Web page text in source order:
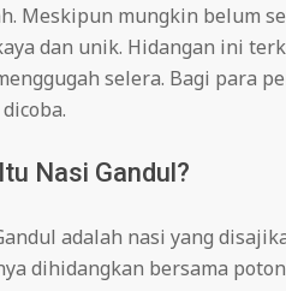
Meskipun mungkin belum
dan unik. Hidangan ini
selera. Bagi para
Nasi Gandul?
adalah nasi yang
dihidangkan bersama